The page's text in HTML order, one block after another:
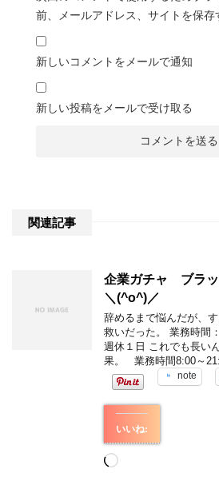
前、メールアドレス、サイトを保存
新しいコメントをメールで通知
新しい投稿をメールで受け取る
関連記事
企業ガチャ ブラッ
＼(^o^)／
辞めるまで悩んだが、
救いだった。 業務時
週休１日 これでも長い
果。 業務時間8:00～
note
いいね:
読